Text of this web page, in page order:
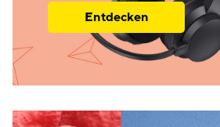
Entdecken